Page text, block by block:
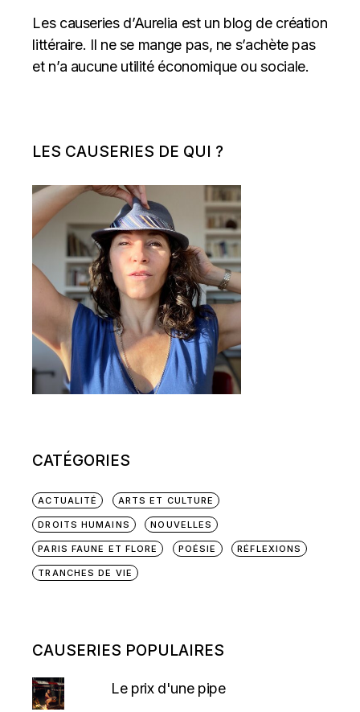
Les causeries d’Aurelia est un blog de création
littéraire. Il ne se mange pas, ne s’achète pas
et n’a aucune utilité économique ou sociale.
LES CAUSERIES DE QUI ?
CATÉGORIES
ACTUALITÉ ARTS ET CULTURE
DROITS HUMAINS NOUVELLES
PARIS FAUNE ET FLORE POÉSIE RÉFLEXIONS
TRANCHES DE VIE
CAUSERIES POPULAIRES
Le prix d'une pipe